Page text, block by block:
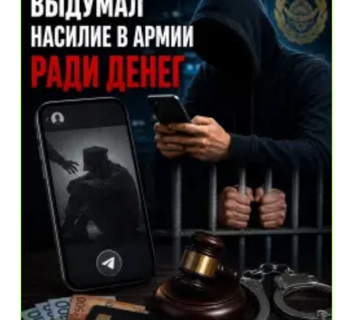
Кампания
«Адам
Саудасы
–
Ауыр
Қылмыс!»